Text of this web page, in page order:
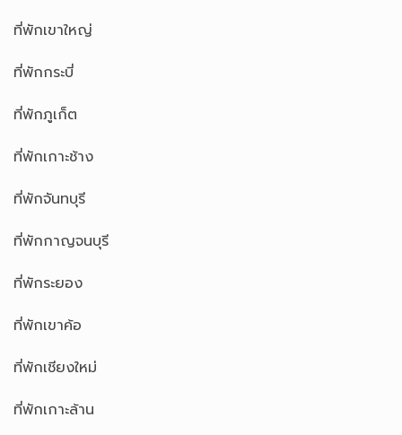
ที่พักเขาใหญ่
ที่พักกระบี่
ที่พักภูเก็ต
ที่พักเกาะช้าง
ที่พักจันทบุรี
ที่พักกาญจนบุรี
ที่พักระยอง
ที่พักเขาค้อ
ที่พักเชียงใหม่
ที่พักเกาะล้าน